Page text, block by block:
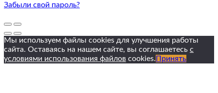
Забыли свой пароль?
Мы используем файлы cookies для улучшения работы
сайта. Оставаясь на нашем сайте, вы соглашаетесь с
условиями использования файлов cookies. Принять